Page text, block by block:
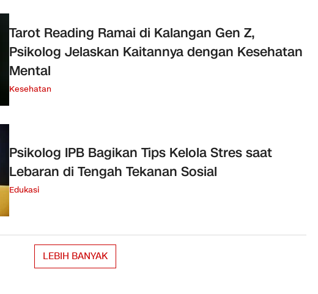
Tarot Reading Ramai di Kalangan Gen Z,
Psikolog Jelaskan Kaitannya dengan Kesehatan
Mental
Kesehatan
Psikolog IPB Bagikan Tips Kelola Stres saat
Lebaran di Tengah Tekanan Sosial
Edukasi
LEBIH BANYAK